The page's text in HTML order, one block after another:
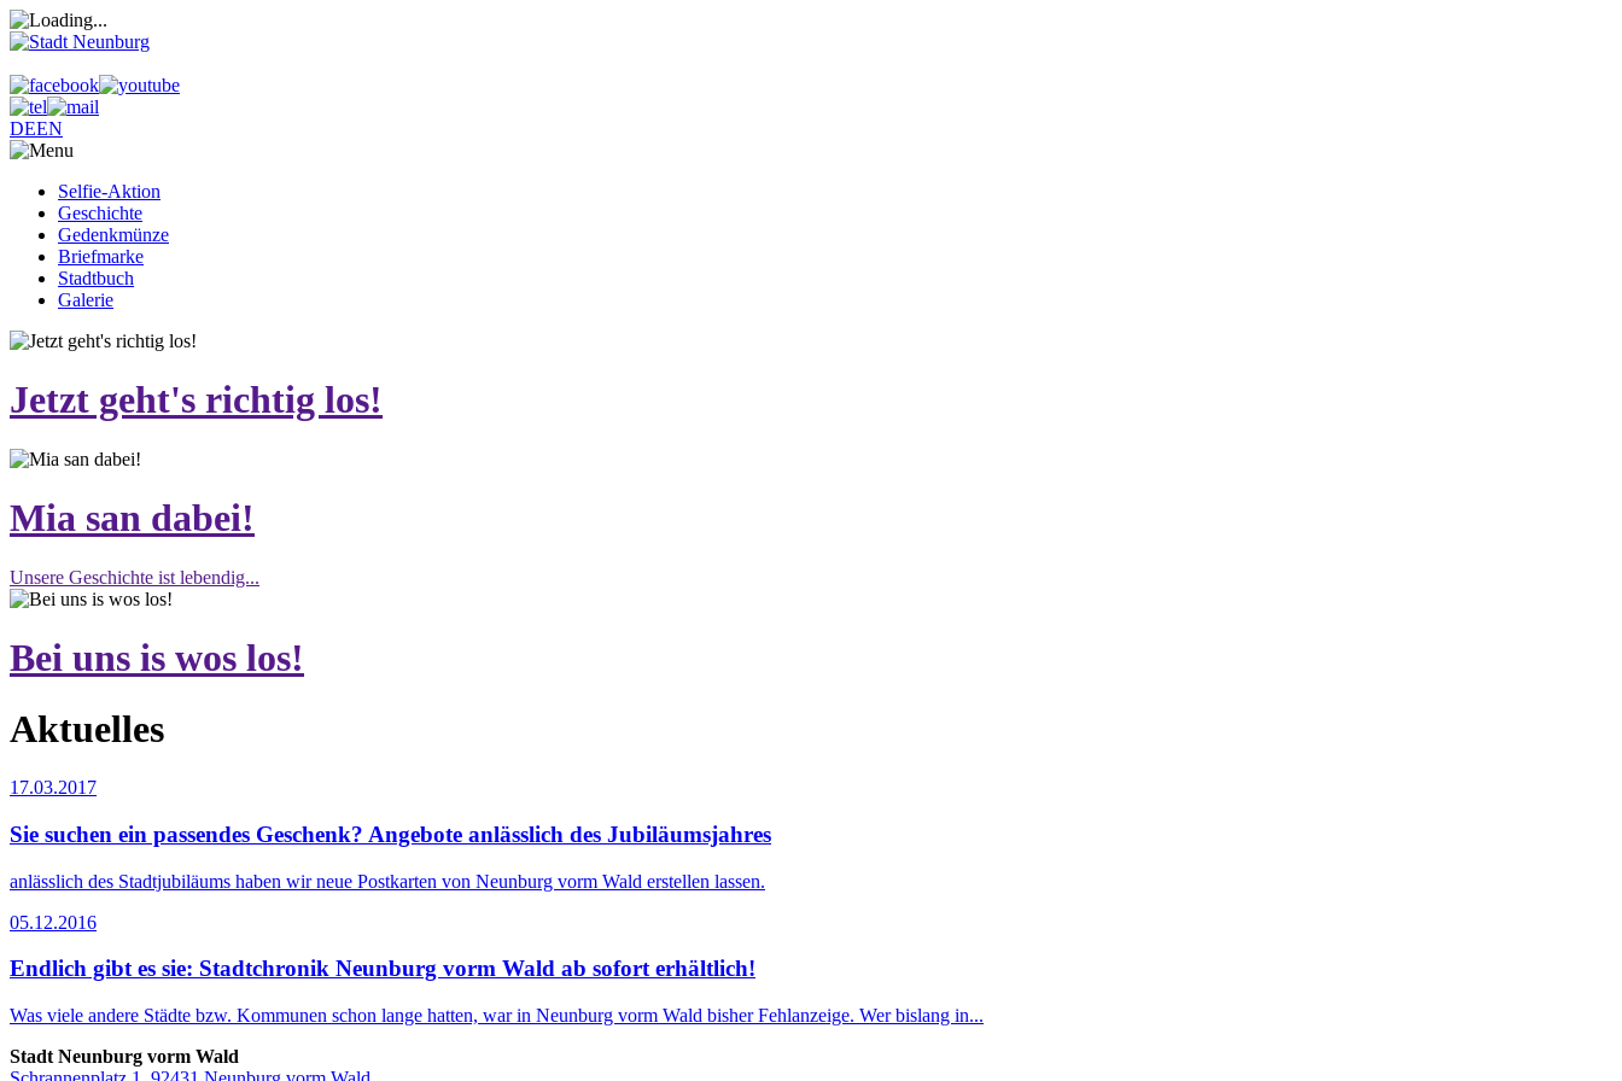
DEEN
Selfie-Aktion
Geschichte
Gedenkmünze
Briefmarke
Stadtbuch
Galerie
Jetzt geht's richtig los!
Mia san dabei!
Unsere Geschichte ist lebendig...
Bei uns is wos los!
Aktuelles
17.03.2017
Sie suchen ein passendes Geschenk? Angebote anlässlich des Jubiläumsjahres
anlässlich des Stadtjubiläums haben wir neue Postkarten von Neunburg vorm Wald erstellen lassen.
05.12.2016
Endlich gibt es sie: Stadtchronik Neunburg vorm Wald ab sofort erhältlich!
Was viele andere Städte bzw. Kommunen schon lange hatten, war in Neunburg vorm Wald bisher Fehlanzeige. Wer bislang in...
Stadt Neunburg vorm Wald